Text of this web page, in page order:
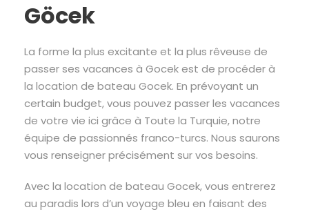
Göcek
La forme la plus excitante et la plus rêveuse de
passer ses vacances à Gocek est de procéder à
la location de bateau Gocek. En prévoyant un
certain budget, vous pouvez passer les vacances
de votre vie ici grâce à Toute la Turquie, notre
équipe de passionnés franco-turcs. Nous saurons
vous renseigner précisément sur vos besoins.
Avec la location de bateau Gocek, vous entrerez
au paradis lors d’un voyage bleu en faisant des